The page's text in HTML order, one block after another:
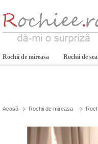
Rochii de mireasa Rochii de
Acasă Rochii de mireasa